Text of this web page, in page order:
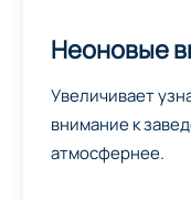
Неоновые
Увеличивает
внимание к
атмосфернее.